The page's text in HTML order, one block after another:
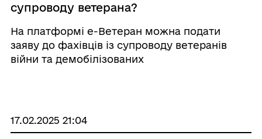
супроводу ветерана?
На платформі е-Ветеран можна подати
заяву до фахівців із супроводу ветеранів
війни та демобілізованих
психологічної допомоги тощо. ▪️ ...
17.02.2025 21:04